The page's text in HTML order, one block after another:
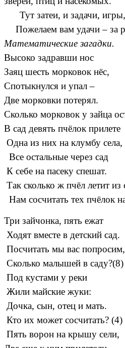
Тут затеи, и задачи,
Пожелаем вам удачи – за
Математические загадки.
Высоко задравши нос
Заяц шесть морковок нёс,
Спотыкнулся и упал –
Две морковки потерял.
Сколько морковок у зайца
В сад девять пчёлок прилете
Одна из них на клумбу села,
Все остальные через сад
К себе на пасеку спешат.
Так сколько ж пчёл летит из
Нам сосчитать тех пчёлок
Три зайчонка, пять ежат
Ходят вместе в детский сад.
Посчитать мы вас попросим,
Сколько малышей в саду?(8)
Под кустами у реки
Жили майские жуки:
Дочка, сын, отец и мать.
Кто их может сосчитать? (4)
Пять ворон на крышу сели,